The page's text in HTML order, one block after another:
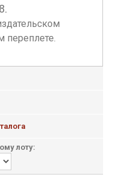
переплете.
лоту: